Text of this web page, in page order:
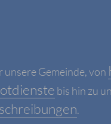
unsere Gemeinde, von
bis hin zu
.